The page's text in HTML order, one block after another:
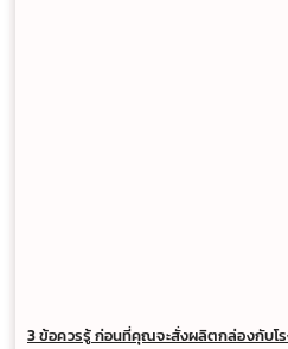
3 ข้อควรรู้ ก่อนที่คุณจะสั่งผลิตกล่องกับโ